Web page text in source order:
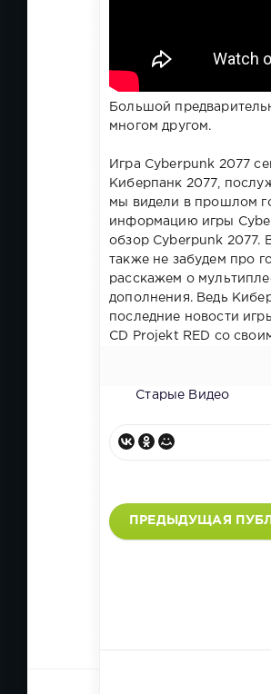
Большой
многом другом.
Игра Cyberpunk 2077
Киберпанк 2077,
мы видели в прошлом
информацию игры
обзор Cyberpunk 2077.
также не забудем про
расскажем о
дополнения. Ведь
последние новости
CD Projekt RED со
Старые Видео
ПРЕДЫДУЩАЯ